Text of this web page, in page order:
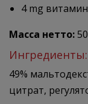
4 mg
Масса нетто:
Ингредиенты:
49%
цитрат,